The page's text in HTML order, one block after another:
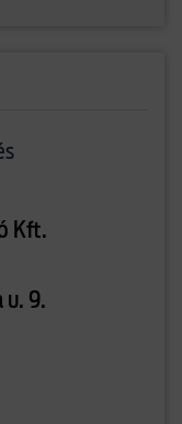
Kft.
u. 9.